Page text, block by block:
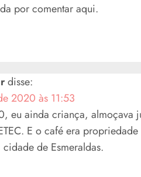
por comentar aqui.
disse:
2020 às 11:53
eu ainda criança, almoçava
E o café era
cidade de Esmeraldas.